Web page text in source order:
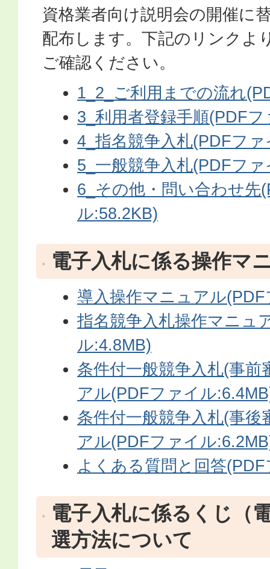
資格業者向け説明会の開催に
配布します。下記のリンクよ
ご確認ください。
1_2_ご利用までの流れ
3_利用者登録手順(PDF
4_指名競争入札(PDFフ
5_一般競争入札(PDFフ
6_その他・問い合わせ先
ル:58.2KB)
電子入札に係る操作マ
導入操作マニュアル
指名競争入札操作マニュ
ル:4.8MB)
条件付一般競争入札(事前
アル(PDFファイル
条件付一般競争入札(事後
アル(PDFファイル
よくある質問と回答
電子入札に係るくじ（
選方法について